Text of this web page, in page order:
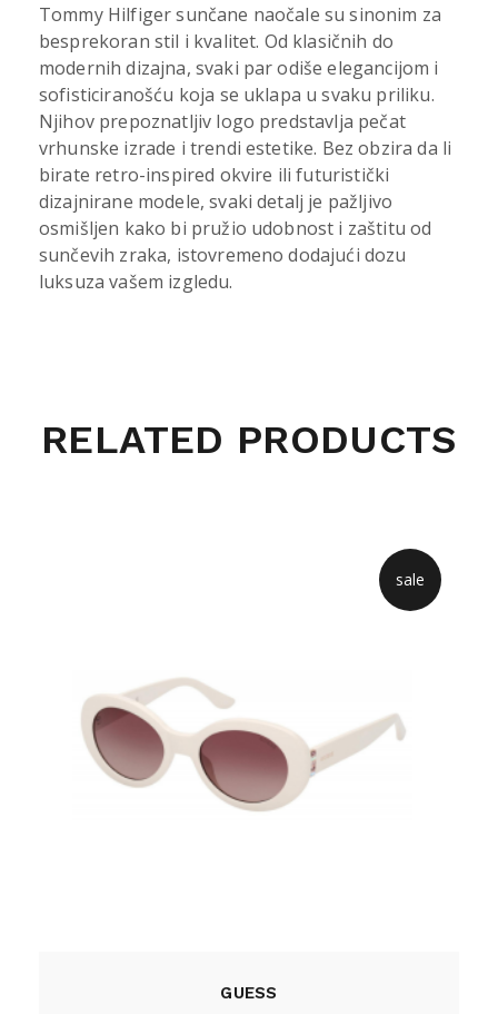
Tommy Hilfiger sunčane naočale su sinonim za
besprekoran stil i kvalitet. Od klasičnih do
modernih dizajna, svaki par odiše elegancijom i
sofisticiranošću koja se uklapa u svaku priliku.
Njihov prepoznatljiv logo predstavlja pečat
vrhunske izrade i trendi estetike. Bez obzira da li
birate retro-inspired okvire ili futuristički
dizajnirane modele, svaki detalj je pažljivo
osmišljen kako bi pružio udobnost i zaštitu od
sunčevih zraka, istovremeno dodajući dozu
luksuza vašem izgledu.
RELATED PRODUCTS
sale
GUESS